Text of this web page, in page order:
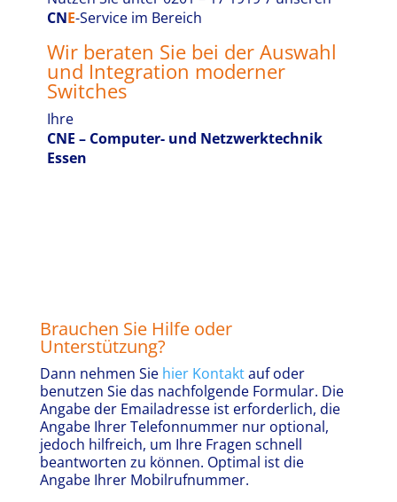
CNE-Service im Bereich
Wir beraten Sie bei der Auswahl
und Integration moderner
Switches
Ihre
CNE – Computer- und Netzwerktechnik
Essen
Brauchen Sie Hilfe oder
Unterstützung?
Dann nehmen Sie hier Kontaktauf oder
benutzen Sie das nachfolgende Formular. Die
Angabe der Emailadresse ist erforderlich, die
Angabe Ihrer Telefonnummer nur optional,
jedoch hilfreich, um Ihre Fragen schnell
beantworten zu können. Optimal ist die
Angabe Ihrer Mobilrufnummer.